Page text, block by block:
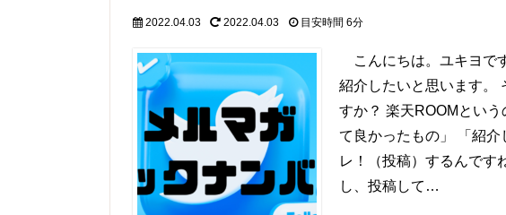
2022.04.03 2022.04.03 目安時間 6分
こんにちは。ユキヨで
紹介したいと思います。
すか？ 楽天ROOMとい
て良かったもの」 「紹介
レ！（投稿）するんで
し、投稿して…